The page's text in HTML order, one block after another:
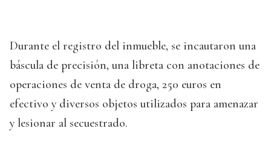
Durante el registro del inmueble, se incautaron una
báscula de precisión, una libreta con anotaciones de
operaciones de venta de droga, 250 euros en
efectivo y diversos objetos utilizados para amenazar
y lesionar al secuestrado.